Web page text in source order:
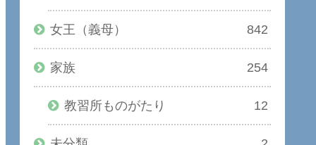
女王（義母） 842
家族 254
教習所ものがたり 12